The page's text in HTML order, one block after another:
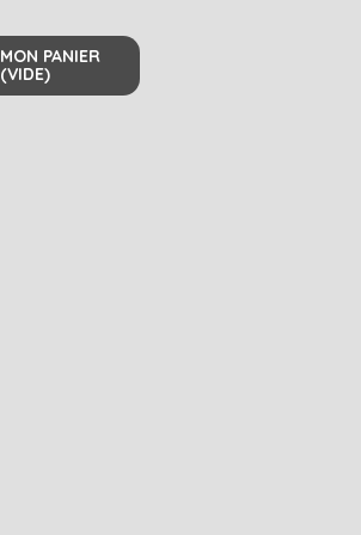
MON PANIER
(VIDE)